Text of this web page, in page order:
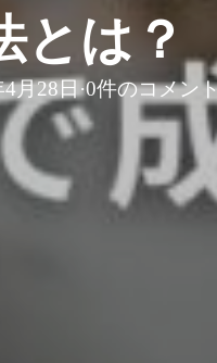
とは？
月28日 ·0件のコメン